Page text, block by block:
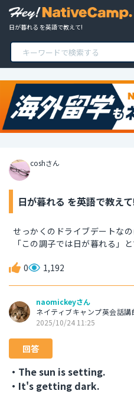
日が暮れる を英語で教えて!
coshさん
日が暮れる を英語で教え
せっかくのドライブデートな
「この調子では日が暮れる」と
0 1,192
naomickeyさん
ネイティブキャンプ英会話講
2025/10/24 11:25
回答
・The sun is setting.
・It's getting dark.